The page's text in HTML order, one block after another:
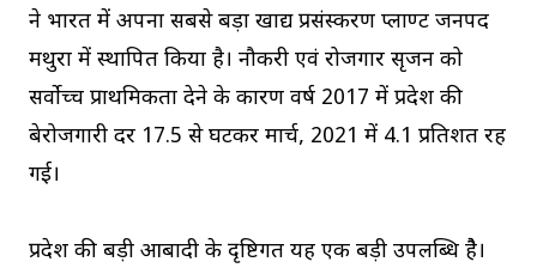
ने भारत में अपना सबसे बड़ा खाद्य प्रसंस्करण प्लाण्ट जनपद
मथुरा में स्थापित किया है। नौकरी एवं रोजगार सृजन को
सर्वोच्च प्राथमिकता देने के कारण वर्ष 2017 में प्रदेश की
बेरोजगारी दर 17.5 से घटकर मार्च, 2021 में 4.1 प्रतिशत रह
गई।
प्रदेश की बड़ी आबादी के दृष्टिगत यह एक बड़ी उपलब्धि हैै।